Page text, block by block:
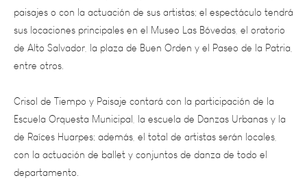
de Alto Salvador, la plaza de Buen Orden y el Paseo de la Patria,
entre otros.
Crisol de Tiempo y Paisaje contará con la participación de la
Escuela Orquesta Municipal, la escuela de Danzas Urbanas y la
de Raíces Huarpes; además, el total de artistas serán locales,
con la actuación de ballet y conjuntos de danza de todo el
departamento.